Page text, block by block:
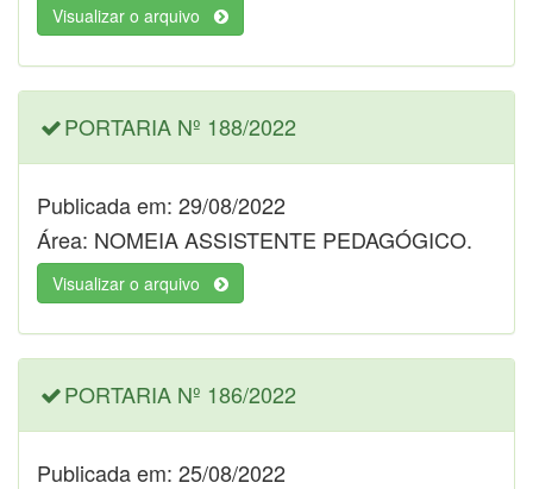
Visualizar o arquivo
PORTARIA Nº 188/2022
Publicada em: 29/08/2022
Área: NOMEIA ASSISTENTE PEDAGÓGICO.
Visualizar o arquivo
PORTARIA Nº 186/2022
Publicada em: 25/08/2022